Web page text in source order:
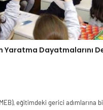
Yaratma Dayatmalarını
eğitimdeki gerici adımlarına